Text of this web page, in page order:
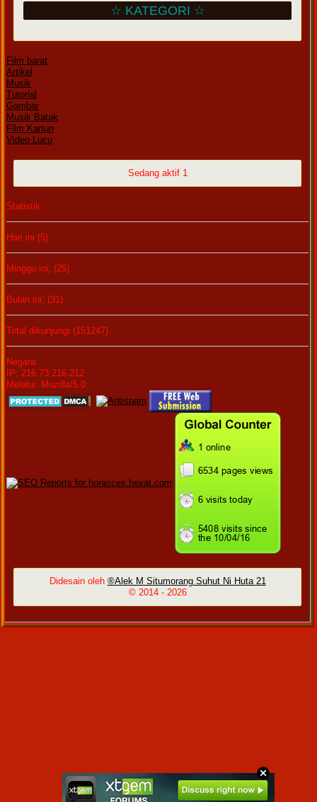
☆ KATEGORI ☆
Film barat
Artikel
Musik
Tutorial
Gambar
Musik Batak
Film Kartun
Video Lucu
Sedang aktif 1
Statistik:
Hari ini (5)
Minggu ini; (25)
Bulan ini; (31)
Total dikunjungi (151247)
Negara:
IP: 216.73.216.212
Melalui: Mozilla/5.0
Didesain oleh ®Alek M Situmorang Suhut Ni Huta 21
© 2014 - 2026